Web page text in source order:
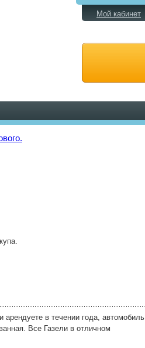
Мой кабинет
в течении года, автомобиль
Все Газели в отличном